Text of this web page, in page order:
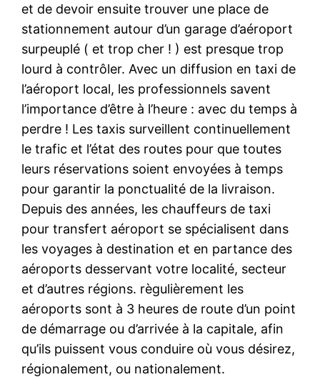
et de devoir ensuite trouver une place de
stationnement autour d’un garage d’aéroport
surpeuplé ( et trop cher ! ) est presque trop
lourd à contrôler. Avec un diffusion en taxi de
l’aéroport local, les professionnels savent
l’importance d’être à l’heure : avec du temps à
perdre ! Les taxis surveillent continuellement
le trafic et l’état des routes pour que toutes
leurs réservations soient envoyées à temps
pour garantir la ponctualité de la livraison.
Depuis des années, les chauffeurs de taxi
pour transfert aéroport se spécialisent dans
les voyages à destination et en partance des
aéroports desservant votre localité, secteur
et d’autres régions. règulièrement les
aéroports sont à 3 heures de route d’un point
de démarrage ou d’arrivée à la capitale, afin
qu’ils puissent vous conduire où vous désirez,
régionalement, ou nationalement.